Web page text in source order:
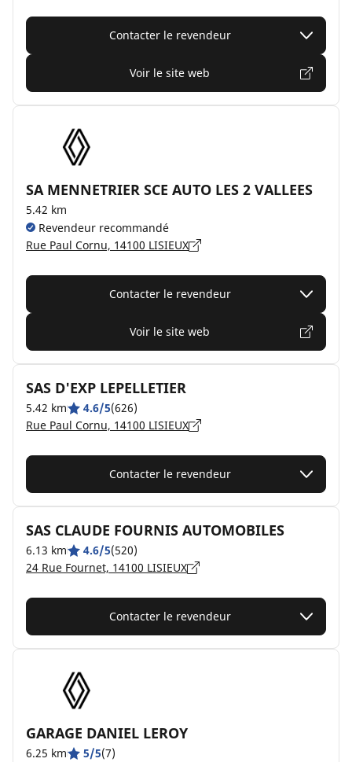
Contacter le revendeur
Voir le site web
SA MENNETRIER SCE AUTO LES 2 VALLEES
5.42 km
Revendeur recommandé
Rue Paul Cornu, 14100 LISIEUX
Contacter le revendeur
Voir le site web
SAS D'EXP LEPELLETIER
5.42 km 4.6/5(626)
Rue Paul Cornu, 14100 LISIEUX
Contacter le revendeur
SAS CLAUDE FOURNIS AUTOMOBILES
6.13 km 4.6/5(520)
24 Rue Fournet, 14100 LISIEUX
Contacter le revendeur
GARAGE DANIEL LEROY
6.25 km 5/5(7)